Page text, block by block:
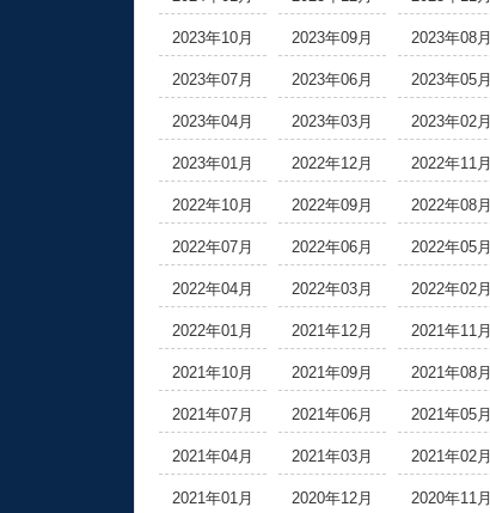
2023年10月 2023年09月 2023年08月
2023年07月 2023年06月 2023年05月
2023年04月 2023年03月 2023年02月
2023年01月 2022年12月 2022年11月
2022年10月 2022年09月 2022年08月
2022年07月 2022年06月 2022年05月
2022年04月 2022年03月 2022年02月
2022年01月 2021年12月 2021年11月
2021年10月 2021年09月 2021年08月
2021年07月 2021年06月 2021年05月
2021年04月 2021年03月 2021年02月
2021年01月 2020年12月 2020年11月